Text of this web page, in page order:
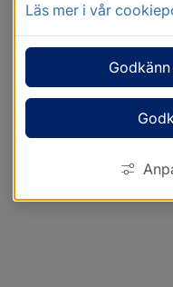
Läs mer i vår